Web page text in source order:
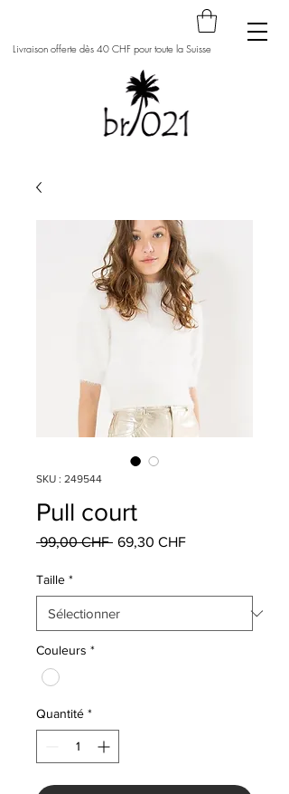
Livraison offerte dès 40 CHF pour toute la Suisse
SKU : 249544
Pull court
99,00 CHF Prix
69,30 CHFPrix
Taille *
Couleurs *
Quantité *